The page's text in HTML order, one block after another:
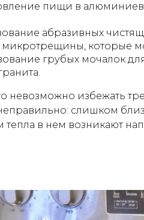
пищи в
абразивных
микротрещины, которые
грубых мочалок
невозможно избежать
слишком
тепла в нем возникают